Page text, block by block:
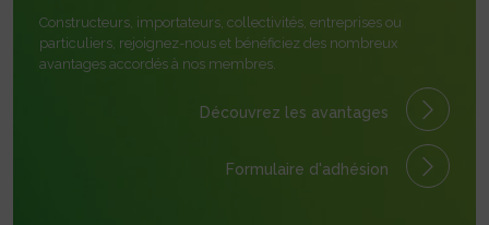
Constructeurs, importateurs, collectivités, entreprises ou
particuliers, rejoignez-nous et bénéficiez des nombreux
avantages accordés à nos membres.
Découvrez les avantages
Formulaire d'adhésion